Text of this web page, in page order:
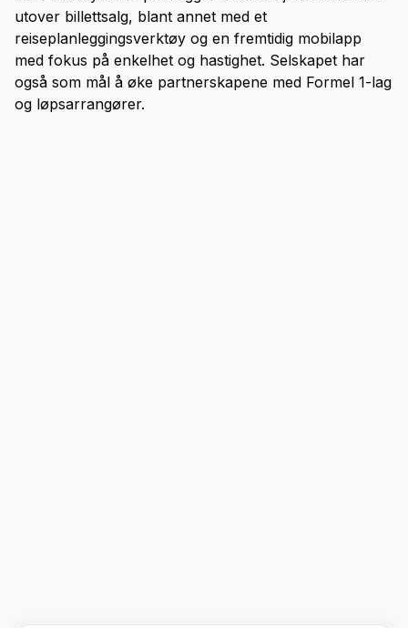
utover billettsalg, blant annet med et
reiseplanleggingsverktøy og en fremtidig mobilapp
med fokus på enkelhet og hastighet. Selskapet har
også som mål å øke partnerskapene med Formel 1-lag
og løpsarrangører.